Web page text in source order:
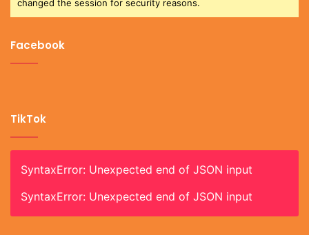
changed the session for security reasons.
Facebook
TikTok
SyntaxError: Unexpected end of JSON input
SyntaxError: Unexpected end of JSON input